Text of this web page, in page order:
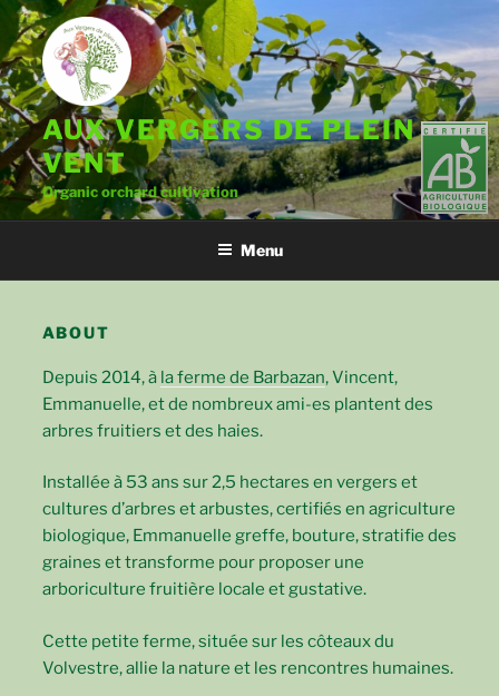
Skip
to
content
AUX VERGERS DE PLEIN
VENT
Organic orchard cultivation
Menu
ABOUT
Depuis 2014, à la ferme de Barbazan, Vincent,
Emmanuelle, et de nombreux ami-es plantent des
arbres fruitiers et des haies.
Installée à 53 ans sur 2,5 hectares en vergers et
cultures d’arbres et arbustes, certifiés en agriculture
biologique, Emmanuelle greffe, bouture, stratifie des
graines et transforme pour proposer une
arboriculture fruitière locale et gustative.
Cette petite ferme, située sur les côteaux du
Volvestre, allie la nature et les rencontres humaines.